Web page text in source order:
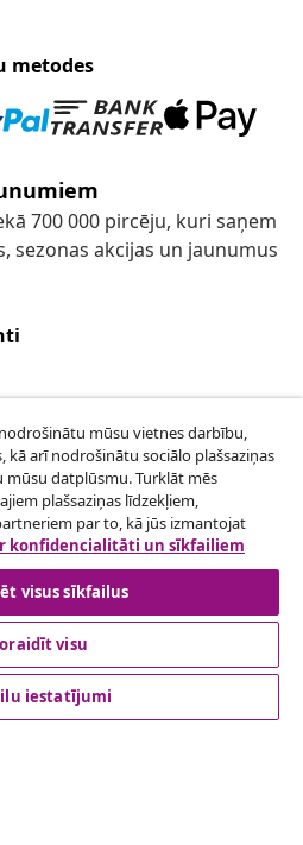
metodes
700 000 pircēju, kuri saņem
sezonas akcijas un jaunumus
atteikšanos no
no līguma
mūsu vietnes darbību,
arī nodrošinātu sociālo plašsaziņas
mūsu datplūsmu. Turklāt mēs
plašsaziņas līdzekļiem,
par to, kā jūs izmantojat
konfidencialitāti un sīkfailiem
visus sīkfailus
visu
iestatījumi